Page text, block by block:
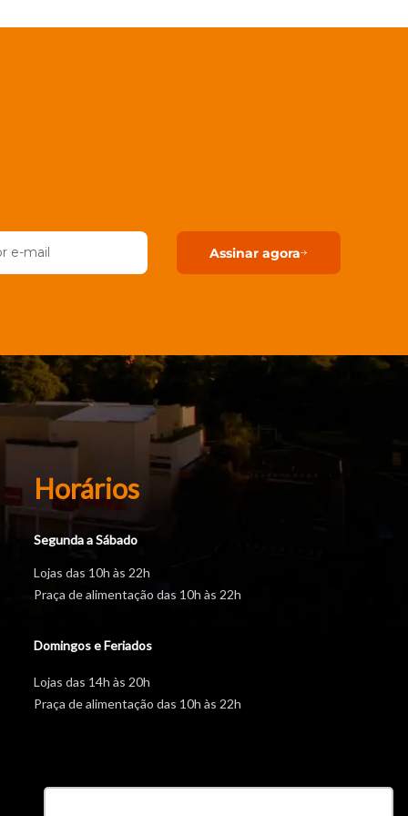
Assinar agora
Horários
Segunda a Sábado
Lojas das 10h às 22h
Praça de alimentação das 10h às 22h
Domingos e Feriados
Lojas das 14h às 20h
Praça de alimentação das 10h às 22h